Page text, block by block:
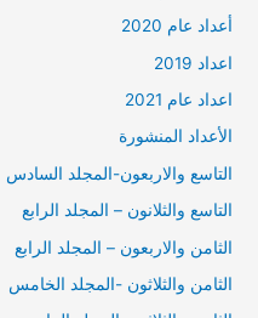
أعداد عام 2020
اعداد 2019
اعداد عام 2021
الأعداد المنشورة
التاسع والاربعون-المجلد السادس
التاسع والثلانون – المجلد الرابع
الثامن والاربعون – المجلد الرابع
الثامن والثلاثون -المجلد الخامس